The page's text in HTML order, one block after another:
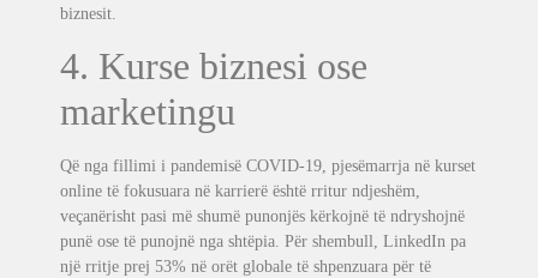
biznesit.
4. Kurse biznesi ose
marketingu
Që nga fillimi i pandemisë COVID-19, pjesëmarrja në kurset
online të fokusuara në karrierë është rritur ndjeshëm,
veçanërisht pasi më shumë punonjës kërkojnë të ndryshojnë
punë ose të punojnë nga shtëpia. Për shembull, LinkedIn pa
një rritje prej 53% në orët globale të shpenzuara për të